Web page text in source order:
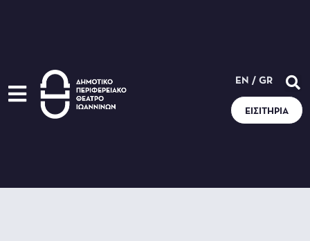
EN / GR
ΕΙΣΙΤΉΡΙΑ